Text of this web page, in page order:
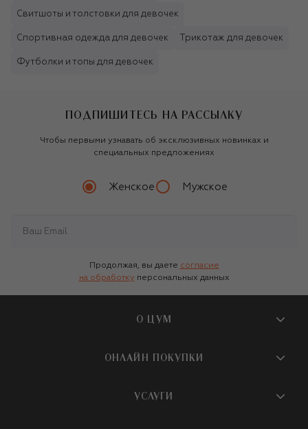
Свитшоты и толстовки для девочек
Спортивная одежда для девочек Трикотаж для девочек
Футболки и топы для девочек
ПОДПИШИТЕСЬ НА РАССЫЛКУ
Чтобы первыми узнавать об эксклюзивных новинках и
специальных предложениях
Женское Мужское
Продолжая, вы даете согласие
на обработку персональных данных
О ЦУМ
О магазине
Бутики и ПВЗ ЦУМ
ОНЛАЙН ПОКУПКИ
УСЛУГИ